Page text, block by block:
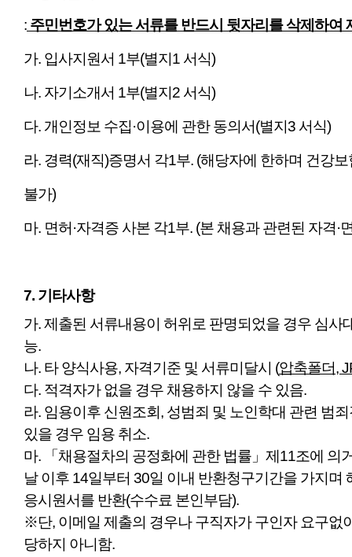
​: 주민번호가 있는 서류를 반드시 뒷자리를 삭제하여
가. 입사지원서 1부(별지1 서식)
나. 자기소개서 1부(별지2 서식)
다. 개인정보 수집·이용에 관한 동의서(별지3 서식)
라. 경력(재직)증명서 각1부. (해당자에 한하며 건강
불가)
마. 면허·자격증 사본 각1부. (본 채용과 관련된 자격·
​7. 기타사항
가. 제출된 서류내용이 허위로 판명되었을 경우 심사
능.
나. 타 양식사용, 자격기준 및 서류미달시 (압축폴더,
다. 적격자가 없을 경우 채용하지 않을 수 있음.
라. 임용이후 신원조회, 성범죄 및 노인학대 관련 범
있을 경우 임용 취소.
마. 「채용절차의 공정화에 관한 법률」제11조에 의
날 이후 14일부터 30일 이내 반환청구기간을 가지며
응시원서를 반환(수수료 본인부담).
※단, 이메일 제출의 경우나 구직자가 구인자 요구없
당하지 아니함.